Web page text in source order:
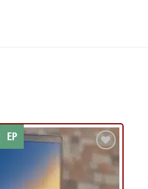
EP
Kívánságlistához